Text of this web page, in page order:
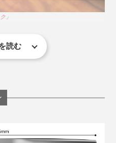
バー
ザインを追求し、エンジ
くり上げました。
」
ってこんなにもモチベー
読む